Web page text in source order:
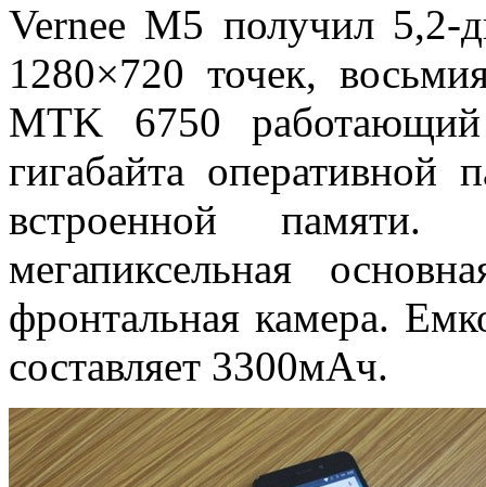
Vernee M5 получил 5,2-
1280×720 точек,
MTK 6750 работающий
гигабайта
встроенной
мегапиксельная
фронтальная камера.
составляет 3300мАч.